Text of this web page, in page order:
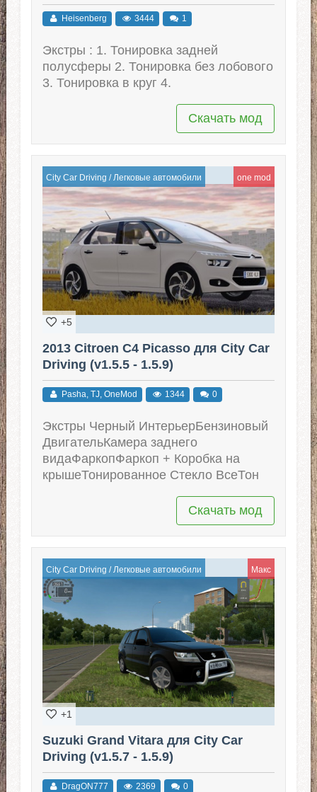
Heisenberg 3444 1
Экстры : 1. Тонировка задней
полусферы 2. Тонировка без лобового
3. Тонировка в круг 4.
Скачать мод
City Car Driving / Легковые автомобили one mod
+5
2013 Citroen C4 Picasso для City Car
Driving (v1.5.5 - 1.5.9)
Pasha, TJ, OneMod 1344 0
Экстры Черный ИнтерьерБензиновый
ДвигательКамера заднего
видаФаркопФаркоп + Коробка на
крышеТонированное Стекло ВсеТон
Скачать мод
City Car Driving / Легковые автомобили Макс
+1
Suzuki Grand Vitara для City Car
Driving (v1.5.7 - 1.5.9)
DragON777 2369 0